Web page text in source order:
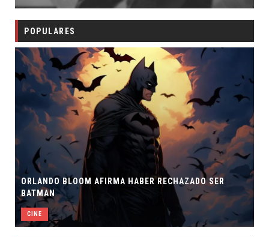
POPULARES
ORLANDO BLOOM AFIRMA HABER RECHAZADO SER
BATMAN
CINE